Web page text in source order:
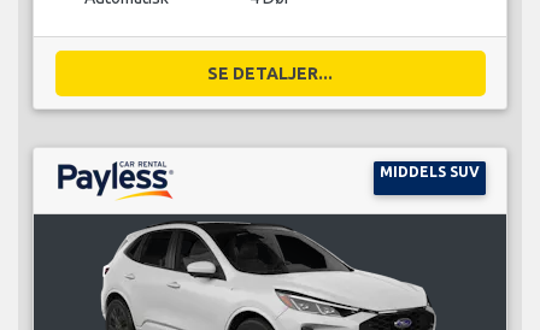
SE DETALJER...
MIDDELS SUV